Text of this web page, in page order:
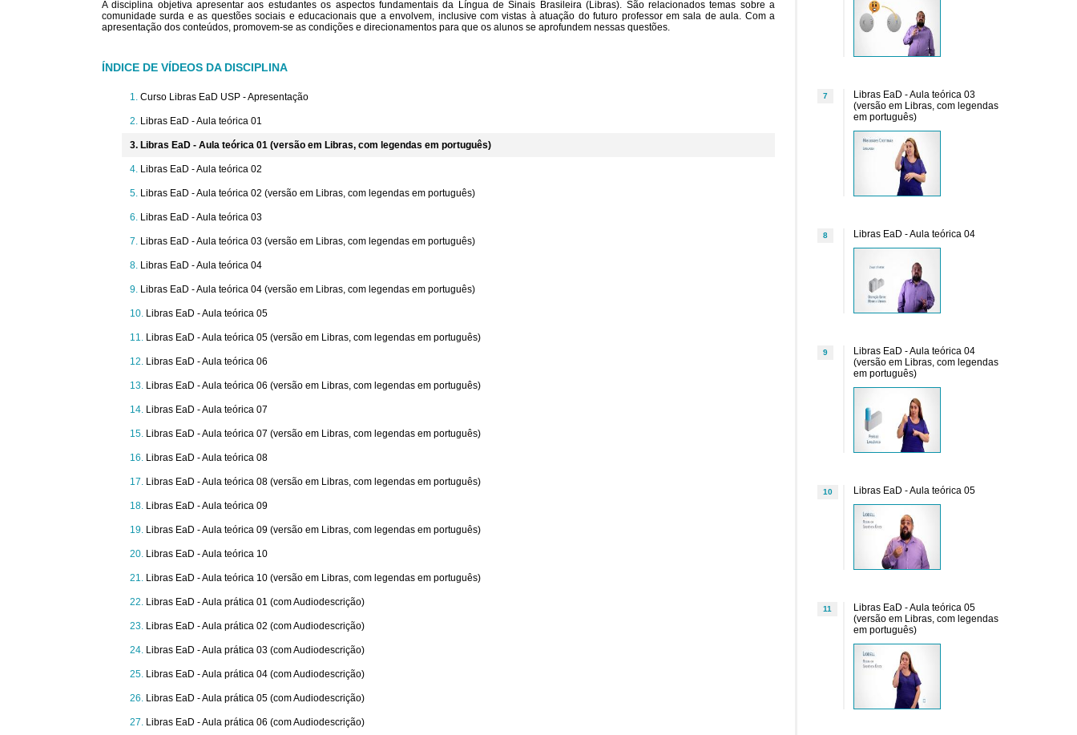
A disciplina objetiva apresentar aos estudantes os aspectos fundamentais da Língua de Sinais Brasileira (Libras). São relacionados temas sobre a
comunidade surda e as questões sociais e educacionais que a envolvem, inclusive com vistas à atuação do futuro professor em sala de aula. Com a
apresentação dos conteúdos, promovem-se as condições e direcionamentos para que os alunos se aprofundem nessas questões.
ÍNDICE DE VÍDEOS DA DISCIPLINA
Curso Libras EaD USP - Apresentação
Libras EaD - Aula teórica 01
Libras EaD - Aula teórica 01 (versão em Libras, com legendas em português)
Libras EaD - Aula teórica 02
Libras EaD - Aula teórica 02 (versão em Libras, com legendas em português)
Libras EaD - Aula teórica 03
Libras EaD - Aula teórica 03 (versão em Libras, com legendas em português)
Libras EaD - Aula teórica 04
Libras EaD - Aula teórica 04 (versão em Libras, com legendas em português)
Libras EaD - Aula teórica 05
Libras EaD - Aula teórica 05 (versão em Libras, com legendas em português)
Libras EaD - Aula teórica 06
Libras EaD - Aula teórica 06 (versão em Libras, com legendas em português)
Libras EaD - Aula teórica 07
Libras EaD - Aula teórica 07 (versão em Libras, com legendas em português)
Libras EaD - Aula teórica 08
Libras EaD - Aula teórica 08 (versão em Libras, com legendas em português)
Libras EaD - Aula teórica 09
Libras EaD - Aula teórica 09 (versão em Libras, com legendas em português)
Libras EaD - Aula teórica 10
Libras EaD - Aula teórica 10 (versão em Libras, com legendas em português)
Libras EaD - Aula prática 01 (com Audiodescrição)
Libras EaD - Aula prática 02 (com Audiodescrição)
Libras EaD - Aula prática 03 (com Audiodescrição)
Libras EaD - Aula prática 04 (com Audiodescrição)
Libras EaD - Aula prática 05 (com Audiodescrição)
Libras EaD - Aula prática 06 (com Audiodescrição)
7
Libras EaD - Aula teórica 03
(versão em Libras, com legendas
em português)
8 Libras EaD - Aula teórica 04
9
Libras EaD - Aula teórica 04
(versão em Libras, com legendas
em português)
10 Libras EaD - Aula teórica 05
11
Libras EaD - Aula teórica 05
(versão em Libras, com legendas
em português)